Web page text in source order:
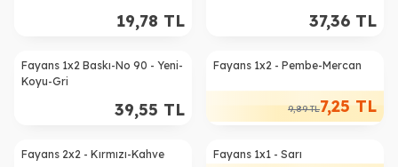
19,78 TL 37,36 TL
Fayans 1x2 Baskı-No 90 - Yeni-
Koyu-Gri
39,55 TL
%27
Fayans 1x2 - Pembe-Mercan
9,89TL7,25 TL
Fayans 2x2 - Kırmızı-Kahve %27
Fayans 1x1 - Sarı